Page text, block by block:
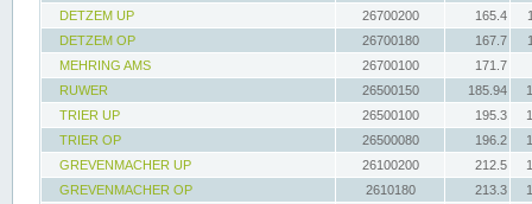
DETZEM UP
26700200 165.4
DETZEM OP
26700180 167.7
MEHRING AMS
26700100
171.7
RUWER
26500150 185.94
TRIER UP
26500100 195.3
TRIER OP
26500080 196.2
GREVENMACHER UP
26100200 212.5
GREVENMACHER OP
2610180 213.3